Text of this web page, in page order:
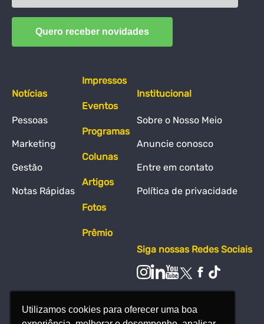
Utilizamos cookies para oferecer uma boa
Notícias
Pessoas
Marketing
Gestão
Notas Rápidas
Impressos
Eventos
Programas
Colunas
Artigos
Fotos
Prêmio
Institucional
Sobre o Nosso Meio
Anuncie conosco
Entre em contato
Política de privacidade
Siga nossas Redes Sociais